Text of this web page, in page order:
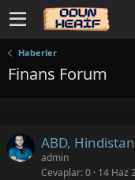
Haberler
Finans Forum
ABD,
admin
Cevaplar 0 14 Haz